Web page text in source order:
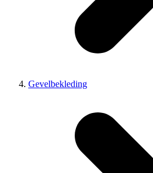
Gevelbekleding